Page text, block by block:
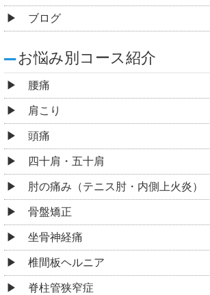
ブログ
お悩み別コース紹介
腰痛
肩こり
頭痛
四十肩・五十肩
肘の痛み（テニス肘・内側上火炎）
骨盤矯正
坐骨神経痛
椎間板ヘルニア
脊柱管狭窄症